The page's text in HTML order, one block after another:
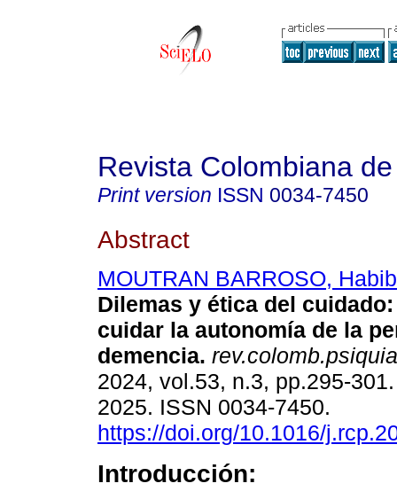
Revista Colombiana
Print version ISSN 0034-7450
Abstract
MOUTRAN BARROSO,
Dilemas y ética del
cuidar la autonomía de la
demencia.
2024, vol.53, n.3, pp.295-
2025. ISSN 0034-7450.
https://doi.org/10.1016/
Introducción: